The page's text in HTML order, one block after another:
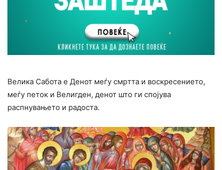
Велика Сабота е Денот меѓу cмpтта и воскресението,
меѓу петок и Велигден, денот што ги спојува
распнувањето и радоста.